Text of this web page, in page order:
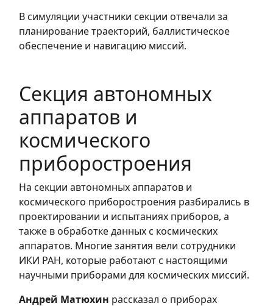
В симуляции участники секции отвечали за
планирование траекторий, баллистическое
обеспечение и навигацию миссий.
Секция автономных
аппаратов и
космического
приборостроения
На секции автономных аппаратов и
космического приборостроения разбирались в
проектировании и испытаниях приборов, а
также в обработке данных с космических
аппаратов. Многие занятия вели сотрудники
ИКИ РАН, которые работают с настоящими
научными приборами для космических миссий.
Андрей Матюхин рассказал о приборах